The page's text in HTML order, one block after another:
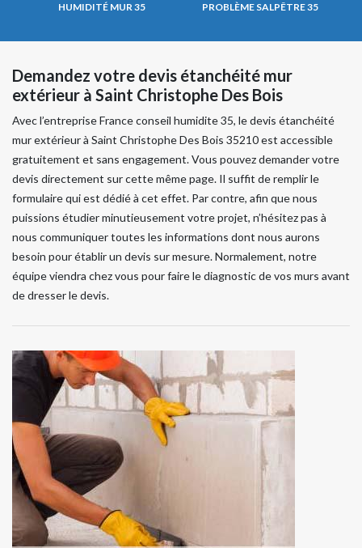
HUMIDITÉ MUR 35 PROBLÈME SALPÊTRE 35
Demandez votre devis étanchéité mur
extérieur à Saint Christophe Des Bois
Avec l’entreprise France conseil humidite 35, le devis étanchéité
mur extérieur à Saint Christophe Des Bois 35210 est accessible
gratuitement et sans engagement. Vous pouvez demander votre
devis directement sur cette même page. Il suffit de remplir le
formulaire qui est dédié à cet effet. Par contre, afin que nous
puissions étudier minutieusement votre projet, n’hésitez pas à
nous communiquer toutes les informations dont nous aurons
besoin pour établir un devis sur mesure. Normalement, notre
équipe viendra chez vous pour faire le diagnostic de vos murs avant
de dresser le devis.